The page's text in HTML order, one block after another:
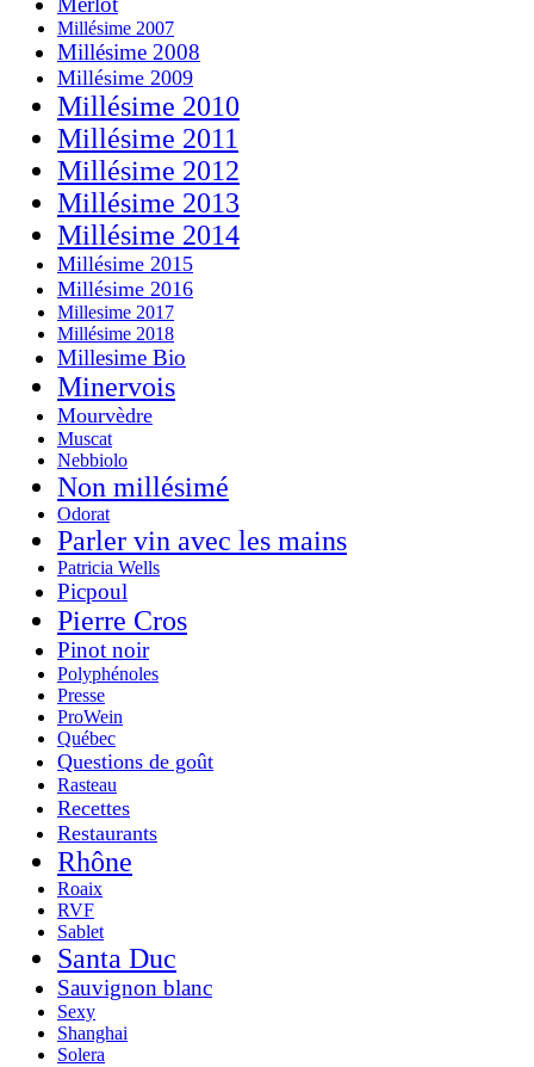
Millésime 2007
Millésime 2008
Millésime 2009
Millésime 2010
Millésime 2011
Millésime 2012
Millésime 2013
Millésime 2014
Millésime 2015
Millésime 2016
Millesime 2017
Millésime 2018
Millesime Bio
Minervois
Mourvèdre
Muscat
Nebbiolo
Non millésimé
Odorat
Parler vin avec les mains
Patricia Wells
Picpoul
Pierre Cros
Pinot noir
Polyphénoles
Presse
ProWein
Québec
Questions de goût
Rasteau
Recettes
Restaurants
Rhône
Roaix
RVF
Sablet
Santa Duc
Sauvignon blanc
Sexy
Shanghai
Solera